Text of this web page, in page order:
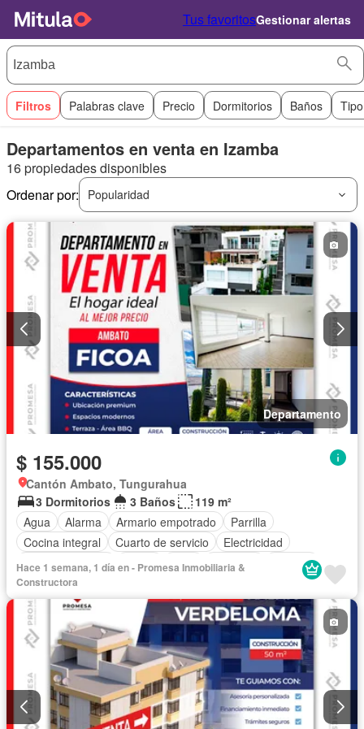
Tus favoritosGestionar alertas
Filtros Palabras clave Precio Dormitorios Baños
Departamentos en venta en Izamba
16 propiedades disponibles
Ordenar por:
Popularidad
Departamento
$ 155.000
Cantón Ambato, Tungurahua
3 Dormitorios
3 Baños
119 m²
Agua
Alarma Armario empotrado
Parrilla
Cocina integral
Cuarto de servicio
Electricidad
Estacionamiento
Jardín Patio Conserje
Terraza
Vista panorámica
Hace 1 semana, 1 día en - Promesa Inmobiliaria &
Constructora